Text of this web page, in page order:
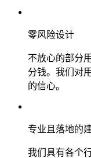
零风险设计
不放心的部分
分钱。我们对
的信心。
专业且落地的
我们具有各个